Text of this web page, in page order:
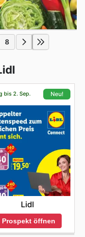
8
bis 2. Sep. Neu!
Lidl
Prospekt öffnen